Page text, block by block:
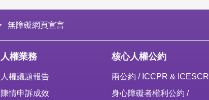
無障礙網頁宣言
人權業務
人權議題報告
陳情申訴成效
核心人權公約
兩公約 / ICCPR & ICESCR
身心障礙者權利公約 /